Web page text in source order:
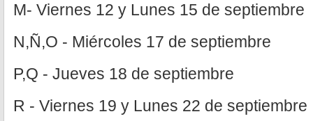
M- Viernes 12 y Lunes 15 de septiembre
N,Ñ,O - Miércoles 17 de septiembre
P,Q - Jueves 18 de septiembre
R - Viernes 19 y Lunes 22 de septiembre